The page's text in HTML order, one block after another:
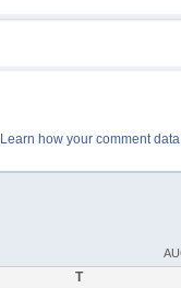
Learn how your comment
T